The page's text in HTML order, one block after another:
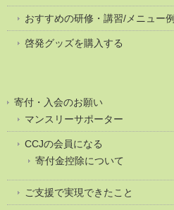
おすすめの研修・講習/メニュー例
啓発グッズを購入する
寄付・入会のお願い
マンスリーサポーター
CCJの会員になる
寄付金控除について
ご支援で実現できたこと